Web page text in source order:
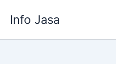
Info Jasa